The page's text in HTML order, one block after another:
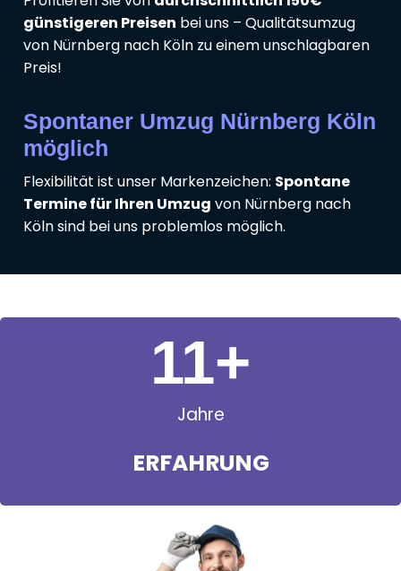
günstigeren Preisen bei uns – Qualitätsumzug
von Nürnberg nach Köln zu einem unschlagbaren
Preis!
Spontaner Umzug Nürnberg Köln
möglich
Flexibilität ist unser Markenzeichen: Spontane
Termine für Ihren Umzug von Nürnberg nach
Köln sind bei uns problemlos möglich.
Jahre
ERFAHRUNG
11+